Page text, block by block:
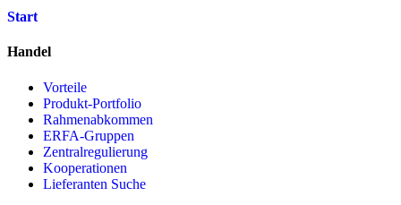
Start
Handel
Vorteile
Produkt-Portfolio
Rahmenabkommen
ERFA-Gruppen
Zentralregulierung
Kooperationen
Lieferanten Suche